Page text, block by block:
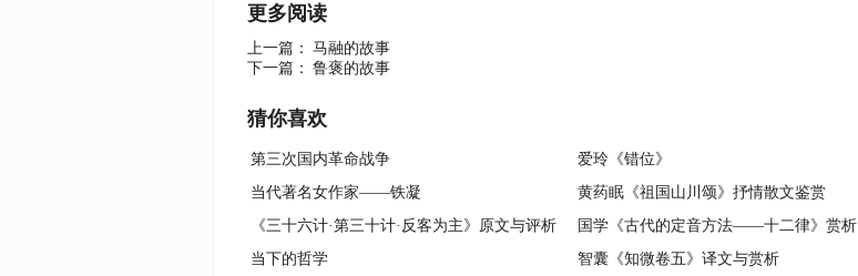
更多阅读
上一篇： 马融的故事
下一篇： 鲁褒的故事
猜你喜欢
第三次国内革命战争
爱玲《错位》
当代著名女作家——铁凝
黄药眠《祖国山川颂》抒情散文鉴赏
《三十六计·第三十计·反客为主》原文与评析
国学《古代的定音方法——十二律》赏析
当下的哲学
智囊《知微卷五》译文与赏析